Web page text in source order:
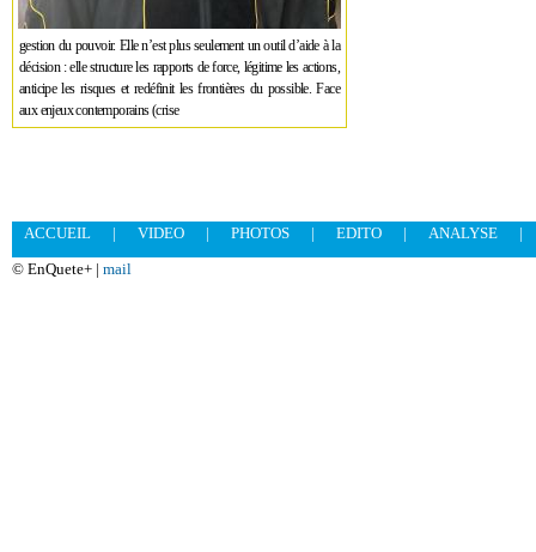
gestion du pouvoir. Elle n’est plus seulement un outil d’aide à la
décision : elle structure les rapports de force, légitime les actions,
anticipe les risques et redéfinit les frontières du possible. Face
aux enjeux contemporains (crise
ACCUEIL | VIDEO | PHOTOS | EDITO | ANALYSE
|
© EnQuete+ | mail